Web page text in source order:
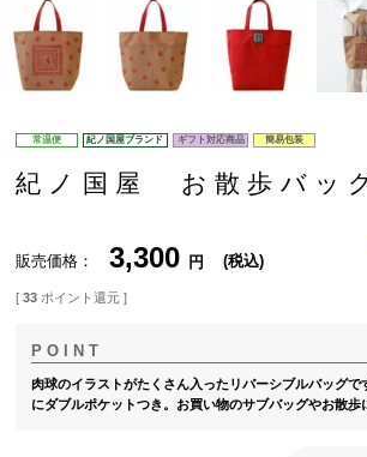
常温便 紀ノ国屋ブランド ギフト対応商品 簡易包装
紀ノ国屋 お散歩バッ
販売価格 3,300 税込
[ 33 ポイント還元 ]
肉球のイラストがたくさん入ったリバーシブルバッグで
にダブルポケットつき。お買い物のサブバッグやお散歩